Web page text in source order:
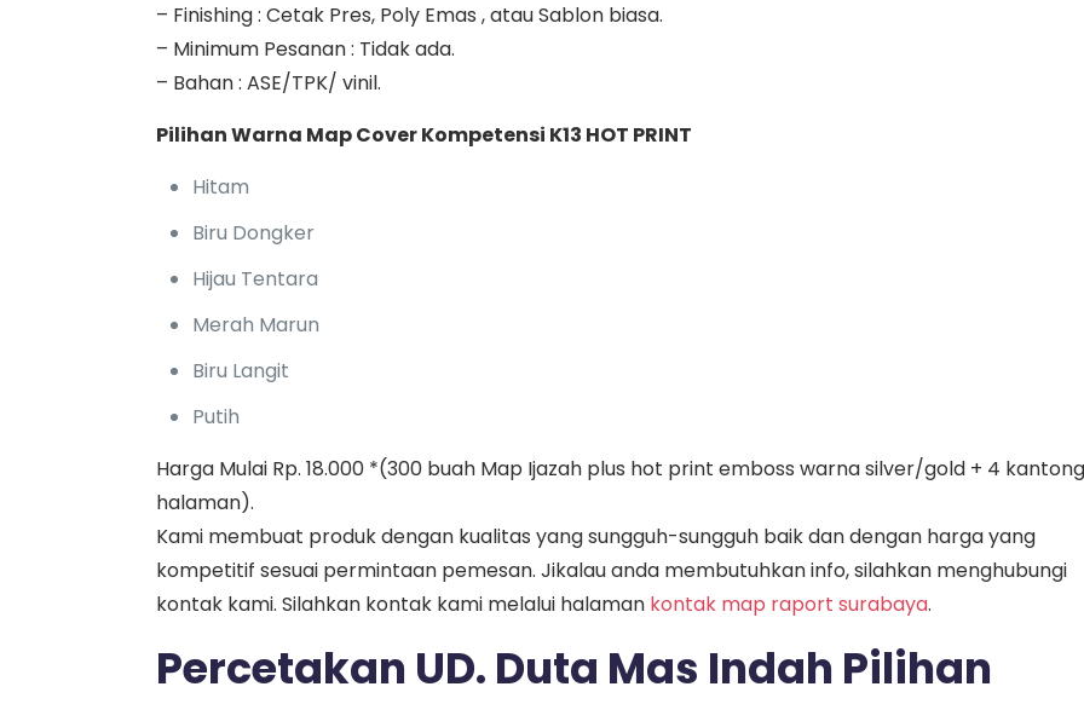
– Finishing : Cetak Pres, Poly Emas , atau Sablon biasa.
– Minimum Pesanan : Tidak ada.
– Bahan : ASE/TPK/ vinil.
Pilihan Warna Map Cover Kompetensi K13 HOT PRINT
Hitam
Biru Dongker
Hijau Tentara
Merah Marun
Biru Langit
Putih
Harga Mulai Rp. 18.000 *(300 buah Map Ijazah plus hot print emboss warna silver/gold + 4 kantong
halaman).
Kami membuat produk dengan kualitas yang sungguh-sungguh baik dan dengan harga yang
kompetitif sesuai permintaan pemesan. Jikalau anda membutuhkan info, silahkan menghubungi
kontak kami. Silahkan kontak kami melalui halaman kontak map raport surabaya.
Percetakan UD. Duta Mas Indah Pilihan